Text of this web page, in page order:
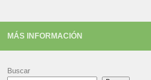
MÁS INFORMACIÓN
Buscar